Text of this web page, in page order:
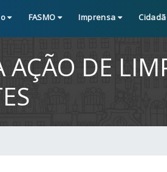
FASMO Imprensa
AÇÃO DE